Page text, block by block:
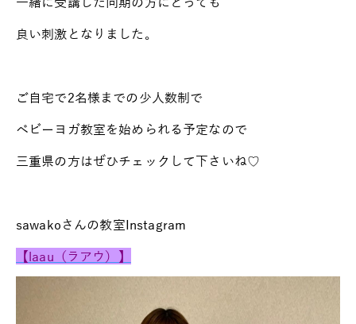
良い刺激となりました。
ご自宅で2名様までの少人数制で
ベビーヨガ教室を始められる予定なので
三重県の方はぜひチェックして下さいね♡
sawakoさんの教室Instagram
【laau（ラアウ）】